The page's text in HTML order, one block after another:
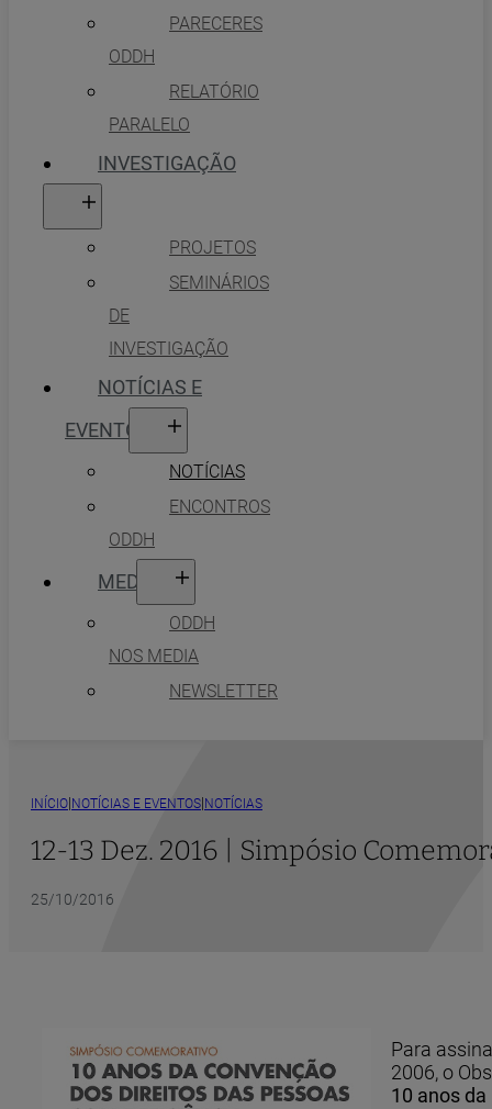
PARECERES
ODDH
RELATÓRIO
PARALELO
INVESTIGAÇÃO
PROJETOS
SEMINÁRIOS
DE
INVESTIGAÇÃO
NOTÍCIAS E
EVENTOS
NOTÍCIAS
ENCONTROS
ODDH
MEDIA
ODDH
NOS MEDIA
NEWSLETTER
INÍCIO|NOTÍCIAS E EVENTOS|NOTÍCIAS
12-13 Dez. 2016 | Simpósio
25/10/2016
Para
2006, o
10 anos